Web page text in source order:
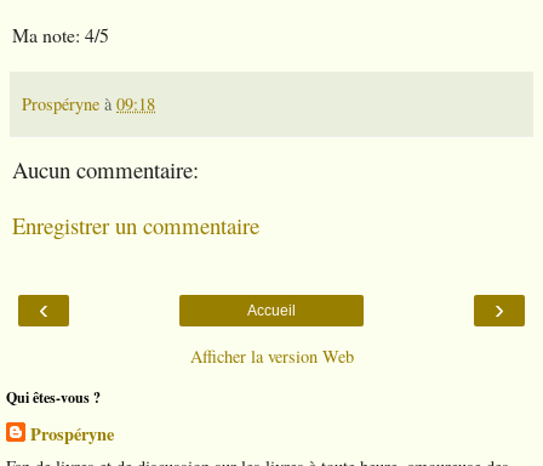
Ma note: 4/5
Prospéryne à 09:18
Aucun commentaire:
Enregistrer un commentaire
‹ ›
Accueil
Afficher la version Web
Qui êtes-vous ?
Prospéryne